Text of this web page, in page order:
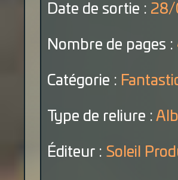
Date de sortie : 28/
Nombre de pages :
Catégorie :
Type de reliure :
Éditeur : Soleil